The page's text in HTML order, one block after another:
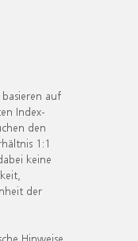
auf
Index-
den
1:1
keine
der